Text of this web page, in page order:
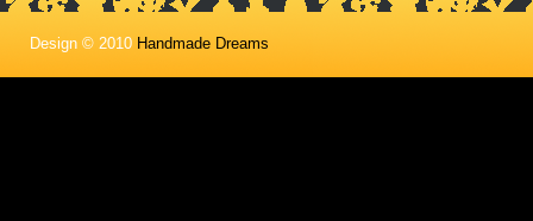
Design © 2010 Handmade Dreams